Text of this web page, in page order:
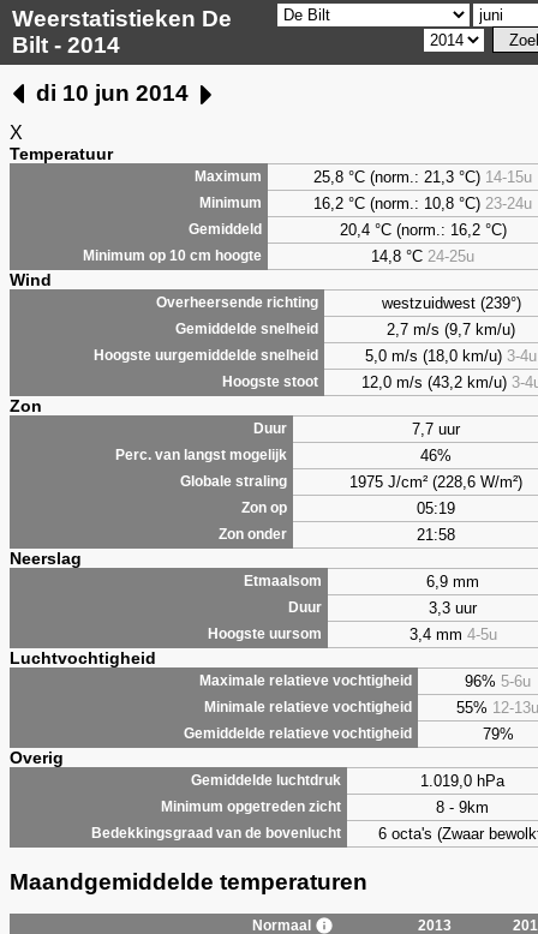
Weerstatistieken De
Bilt - 2014
di 10 jun 2014
X
Temperatuur
Maximum 25,8 °C (norm.: 21,3 °C) 14-15u
Minimum 16,2 °C (norm.: 10,8 °C) 23-24u
Gemiddeld 20,4 °C (norm.: 16,2 °C)
Minimum op 10 cm hoogte 14,8 °C 24-25u
Wind
Overheersende richting westzuidwest (239°)
Gemiddelde snelheid 2,7 m/s (9,7 km/u)
Hoogste uurgemiddelde snelheid 5,0 m/s (18,0 km/u) 3-4u
Hoogste stoot 12,0 m/s (43,2 km/u) 3-
Zon
Duur 7,7 uur
Perc. van langst mogelijk 46%
Globale straling 1975 J/cm² (228,6 W/m²)
Zon op 05:19
Zon onder 21:58
Neerslag
Etmaalsom 6,9 mm
Duur 3,3 uur
Hoogste uursom 3,4 mm 4-5u
Luchtvochtigheid
Maximale relatieve vochtigheid 96% 5-6u
Minimale relatieve vochtigheid 55% 12-13u
Gemiddelde relatieve vochtigheid 79%
Overig
Gemiddelde luchtdruk 1.019,0 hPa
Minimum opgetreden zicht 8 - 9km
Bedekkingsgraad van de bovenlucht 6 octa's (Zwaar
Maandgemiddelde temperaturen
Normaal 2013